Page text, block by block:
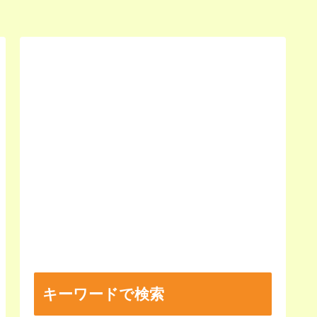
キーワードで検索